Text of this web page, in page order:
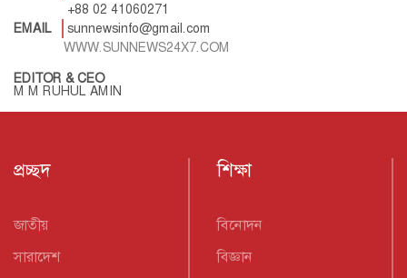
+88 02 41060271
EMAIL
sunnewsinfo@gmail.com
WWW.SUNNEWS24X7.COM
EDITOR & CEO
M M RUHUL AMIN
প্রচ্ছদ
জাতীয়
সারাদেশ
শিক্ষা
বিনোদন
বিজ্ঞান